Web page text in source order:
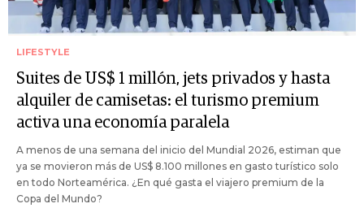
LIFESTYLE
Suites de US$ 1 millón, jets privados y hasta
alquiler de camisetas: el turismo premium
activa una economía paralela
A menos de una semana del inicio del Mundial 2026, estiman que
ya se movieron más de US$ 8.100 millones en gasto turístico solo
en todo Norteamérica. ¿En qué gasta el viajero premium de la
Copa del Mundo?